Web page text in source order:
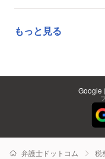
もっと見る
Google
弁護士ドットコム 税